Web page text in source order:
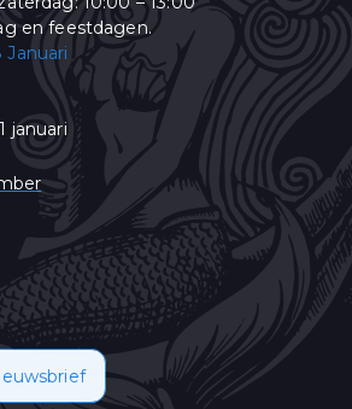
en feestdagen.
Januari
januari